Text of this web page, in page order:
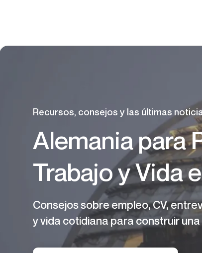
Alemania para
Trabajo y Vida
Consejos sobre empleo, CV,
y vida cotidiana para construir
Recursos, consejos y las últimas